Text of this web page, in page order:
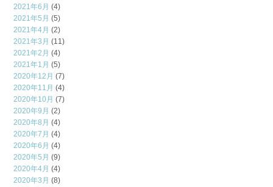
2021年6月 (4)
2021年5月 (5)
2021年4月 (2)
2021年3月 (11)
2021年2月 (4)
2021年1月 (5)
2020年12月 (7)
2020年11月 (4)
2020年10月 (7)
2020年9月 (2)
2020年8月 (4)
2020年7月 (4)
2020年6月 (4)
2020年5月 (9)
2020年4月 (4)
2020年3月 (8)